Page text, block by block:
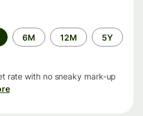
6M 12M 5Y
rate with no sneaky mark-up